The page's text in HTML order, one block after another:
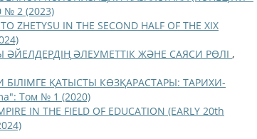
№ 2 (2023)
ZHETYSU IN THE SECOND HALF OF THE XIX
ӘЛЕУМЕТТІК ЖӘНЕ САЯСИ РӨЛІ ,
ҚАТЫСТЫ КӨЗҚАРАСТАРЫ: ТАРИХИ-
Том № 1 (2020)
IN THE FIELD OF EDUCATION (EARLY 20th